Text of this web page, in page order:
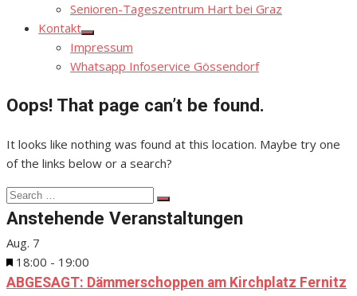
Senioren-Tageszentrum Hart bei Graz
Kontakt
Show
sub
menu
Impressum
Whatsapp Infoservice Gössendorf
Oops! That page can’t be found.
It looks like nothing was found at this location. Maybe try one
of the links below or a search?
Search
for:
Search
Anstehende Veranstaltungen
Aug. 7
Hervorgehoben
18:00 - 19:00
ABGESAGT: Dämmerschoppen am Kirchplatz Fernitz